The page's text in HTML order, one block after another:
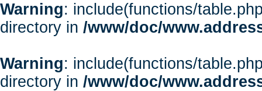
Warning: include(functions/
directory in /www/doc/
Warning: include(functions/
directory in /www/doc/